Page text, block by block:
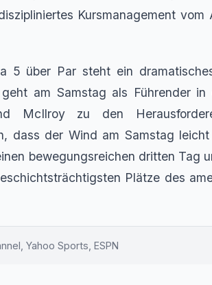
Kursmanagement vom
5 über Par steht ein
am Samstag als Führender
McIlroy zu den
dass der Wind am Samstag
bewegungsreichen dritten Tag
Plätze des
Yahoo Sports, ESPN